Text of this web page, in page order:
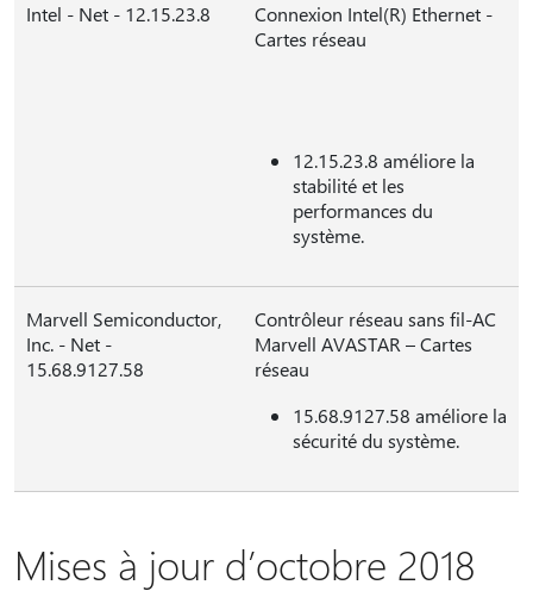
Intel - Net - 12.15.23.8
Connexion Intel(R) Ethernet -
Cartes réseau
12.15.23.8 améliore la
stabilité et les
performances du
système.
Marvell Semiconductor,
Inc. - Net -
15.68.9127.58
Contrôleur réseau sans fil-AC
Marvell AVASTAR – Cartes
réseau
15.68.9127.58 améliore la
sécurité du système.
Mises à jour d’octobre 2018